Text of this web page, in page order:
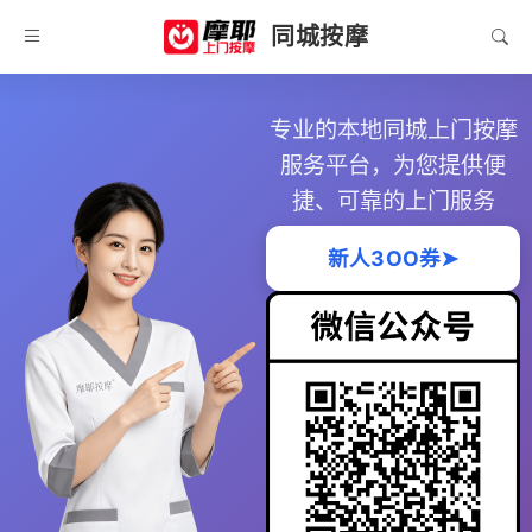
同城按摩
专业的本地同城上门按摩
服务平台，为您提供便
捷、可靠的上门服务
新人3OO券➤